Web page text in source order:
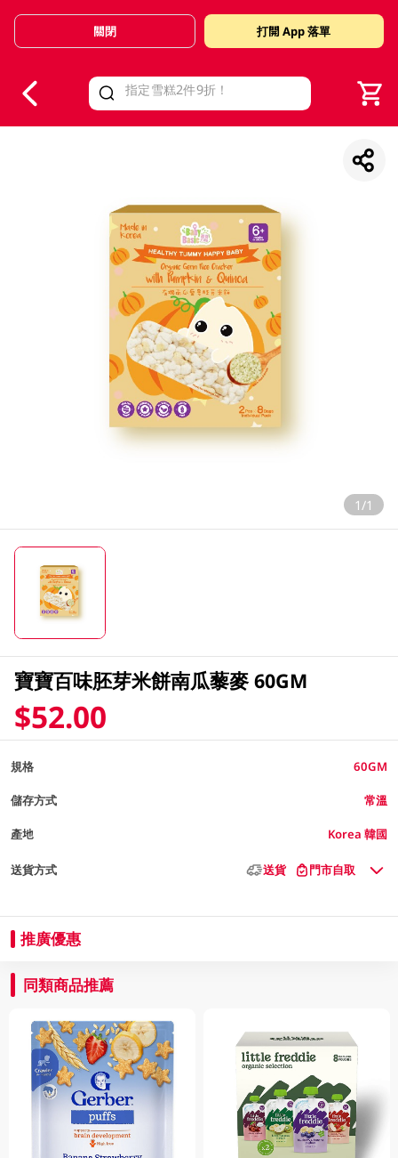
Valid Until 30 June 2026
關閉 打開 App 落單
1/1
寶寶百味胚芽米餅南瓜藜麥 60GM
$52.00
規格 60GM
儲存方式 常溫
產地 Korea 韓國
送貨方式 送貨 門市自取
推廣優惠
同類商品推薦